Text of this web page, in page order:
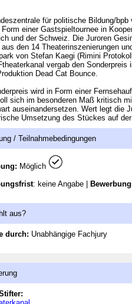
für politische Bildung/
Form einer Gastspieltournee in
und der Schweiz. Die Juroren
aus den 14 Theaterinszenierungen
von Stefan Kaegi (Rimini
vergab den
Dead Cat Bounce.
wird in Form einer
sich im besonderen Maß kritisch
auseinandersetzen. Wert legt die
Umsetzung des Stückes auf
/ Teilnahmebedingungen
Möglich
: keine Angabe |
aus?
durch: Unabhängige Fachjury